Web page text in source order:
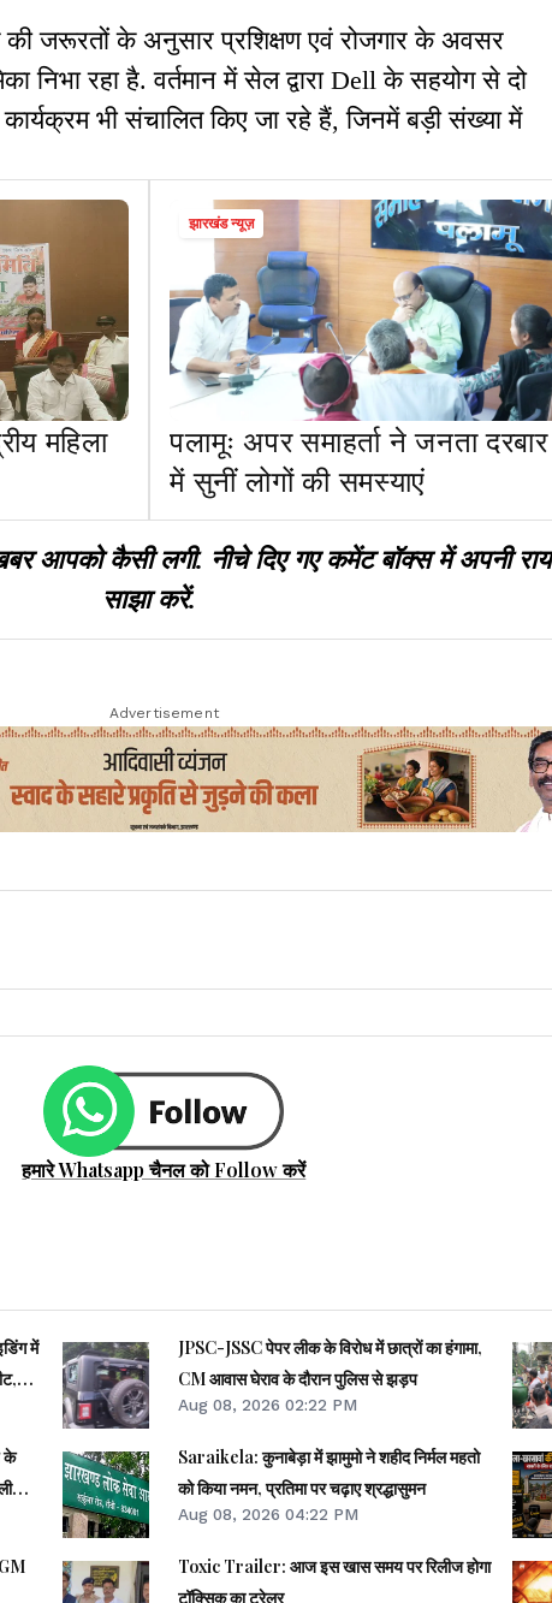
जरूरतों के अनुसार प्रशिक्षण एवं रोजगार के अवसर
निभा रहा है. वर्तमान में सेल द्वारा Dell के सहयोग से दो
भी संचालित किए जा रहे हैं, जिनमें बड़ी संख्या में
महिला
झारखंड न्यूज़
पलामूः अपर समाहर्ता ने जनता दरबार
में सुनीं लोगों की समस्याएं
आपको कैसी लगी. नीचे दिए गए कमेंट बॉक्स में अपनी राय
साझा करें.
Advertisement
हमारे Whatsapp चैनल को Follow करें
में
के
GM
JPSC-JSSC पेपर लीक के विरोध में छात्रों का हंगामा,
CM आवास घेराव के दौरान पुलिस से झड़प
Aug 08, 2026 02:22 PM
Saraikela: कुनाबेड़ा में झामुमो ने शहीद निर्मल महतो
को किया नमन, प्रतिमा पर चढ़ाए श्रद्धासुमन
Aug 08, 2026 04:22 PM
Toxic Trailer: आज इस खास समय पर रिलीज होगा
टॉक्सिक का ट्रेलर